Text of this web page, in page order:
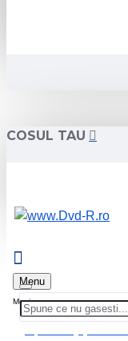
COSUL TAU
Menu